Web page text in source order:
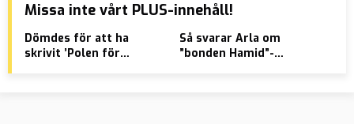
Missa inte vårt PLUS-innehåll!
Dömdes för att ha
skrivit ’Polen för
Så svarar Arla om
”bonden Hamid”-